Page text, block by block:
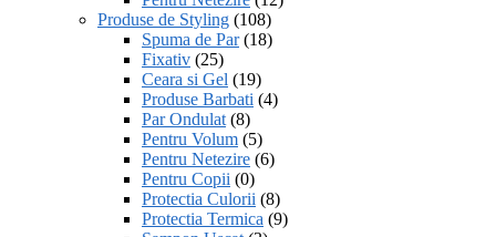
Produse de Styling (108)
Spuma de Par (18)
Fixativ (25)
Ceara si Gel (19)
Produse Barbati (4)
Par Ondulat (8)
Pentru Volum (5)
Pentru Netezire (6)
Pentru Copii (0)
Protectia Culorii (8)
Protectia Termica (9)